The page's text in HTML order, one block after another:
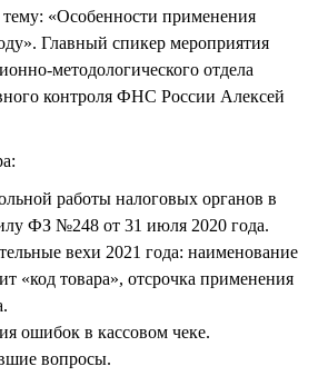
«Особенности применения
Главный спикер мероприятия
методологического отдела
контроля ФНС России Алексей
работы налоговых органов в
ФЗ №248 от 31 июля 2020 года.
вехи 2021 года: наименование
«код товара», отсрочка применения
ошибок в кассовом чеке.
вопросы.